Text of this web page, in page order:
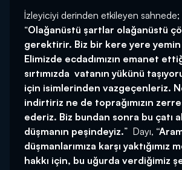
İzleyiciyi derinden etkileyen sahnede;
“Olağanüstü şartlar olağanüstü
gerektirir. Biz bir kere yere
Elimizde ecdadımızın emanet
sırtımızda vatanın yükünü
için isimlerinden vazgeçenleriz. Ne
indirtiriz ne de toprağımızın
ederiz. Biz bundan sonra bu çatı
düşmanın peşindeyiz.” Dayı,
düşmanlarımıza karşı yaktığımız
hakkı için, bu uğurda verdiğimiz